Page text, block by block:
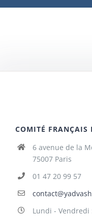
COMITÉ FRANÇAIS
6 avenue de la
75007 Paris
01 47 20 99 57
Lundi - Vendredi